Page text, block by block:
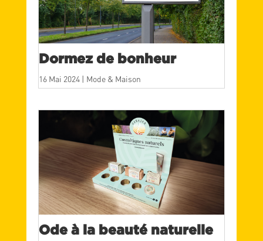
Dormez de bonheur
16 Mai 2024| Mode & Maison
Ode à la beauté naturelle